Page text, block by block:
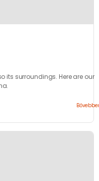
its surroundings. Here are our